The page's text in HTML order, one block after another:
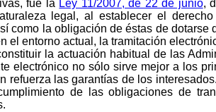
fue la Ley 11/2007, de 22 de junio,
legal, al establecer el
como la obligación de éstas de
el entorno actual, la tramitación
la actuación habitual de las
electrónico no sólo sirve mejor a los
refuerza las garantías de los
de las obligaciones de